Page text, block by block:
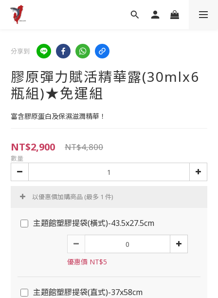
分享到
膠原彈力賦活精華露(30mlx6
瓶組)★免運組
富含膠原蛋白及保濕滋潤精華！
NT$2,900 NT$4,800
數量
以優惠價加購商品 (最多 1 件)
主題館塑膠提袋(橫式)-43.5x27.5cm
優惠價 NT$5
主題館塑膠提袋(直式)-37x58cm